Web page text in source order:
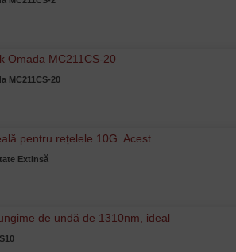
MC211CS-20
Extinsă